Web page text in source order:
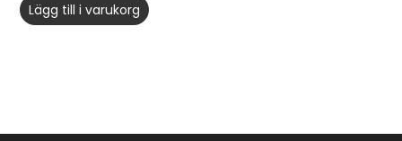
Lägg till i varukorg